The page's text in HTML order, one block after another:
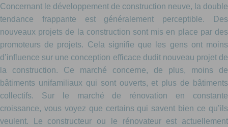
Concernant le développement de construction neuve, la double
tendance frappante est généralement perceptible. Des
nouveaux projets de la construction sont mis en place par des
promoteurs de projets. Cela signifie que les gens ont moins
d’influence sur une conception efficace dudit nouveau projet de
la construction. Ce marché concerne, de plus, moins de
bâtiments unifamiliaux qui sont ouverts, et plus de bâtiments
collectifs. Sur le marché de rénovation en constante
croissance, vous voyez que certains qui savent bien ce qu’ils
veulent. Le constructeur ou le rénovateur est actuellement